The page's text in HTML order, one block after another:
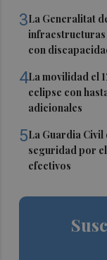
3La Generalitat
infraestructuras
con
4La movilidad el
eclipse con
adicionales
5La Guardia
seguridad por
efectivos